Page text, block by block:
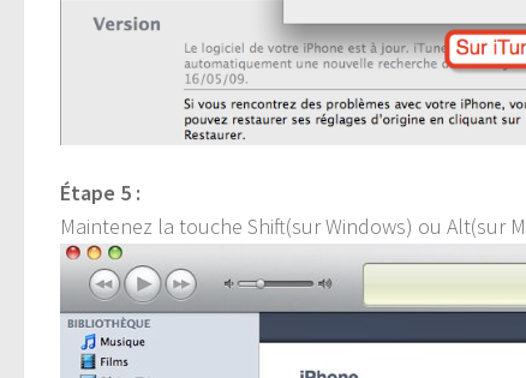
Étape 5 :
Maintenez la touche Shift(sur Windows) ou Alt(sur